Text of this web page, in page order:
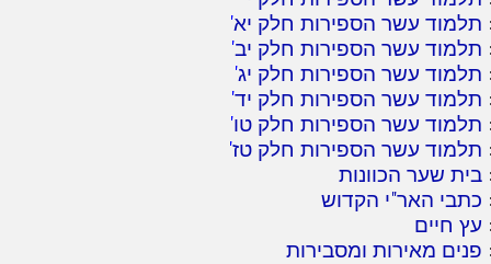
תלמוד עשר הספירות חלק יא'
תלמוד עשר הספירות חלק יב'
תלמוד עשר הספירות חלק יג'
תלמוד עשר הספירות חלק יד'
תלמוד עשר הספירות חלק טו'
תלמוד עשר הספירות חלק טז'
בית שער הכוונות
כתבי האר"י הקדוש
עץ חיים
פנים מאירות ומסבירות